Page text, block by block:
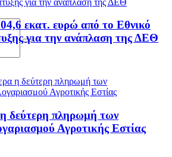
εκατ. ευρώ από το Εθνικό
για την ανάπλαση της ΔΕΘ
πληρωμή των
Αγροτικής Εστίας